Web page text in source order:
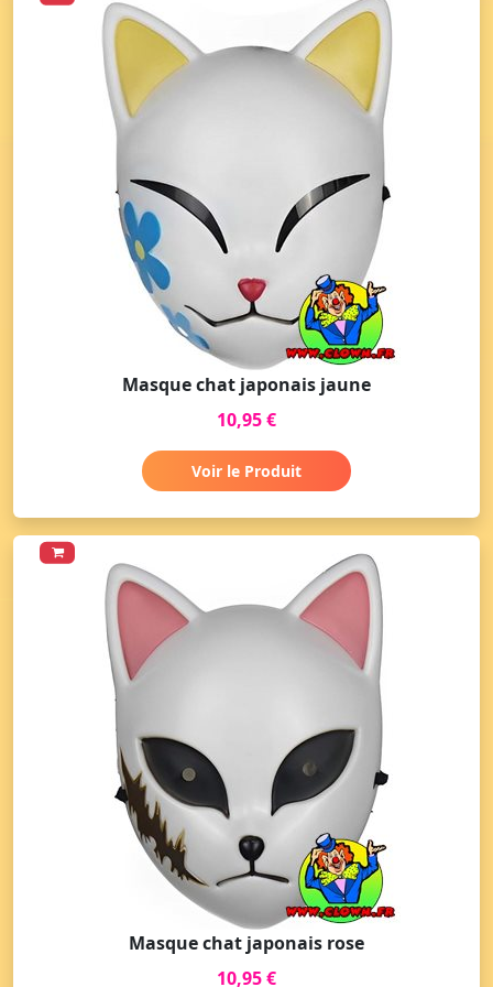
Masque chat japonais jaune
10,95 €
Voir le Produit
Masque chat japonais rose
10,95 €